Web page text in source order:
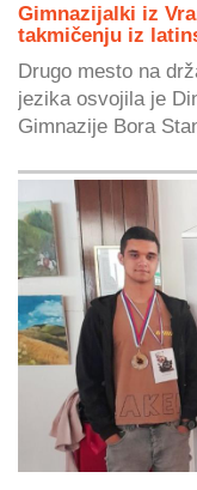
Gimnazijalki iz
takmičenju iz
Drugo mesto na
jezika osvojila je
Gimnazije Bora